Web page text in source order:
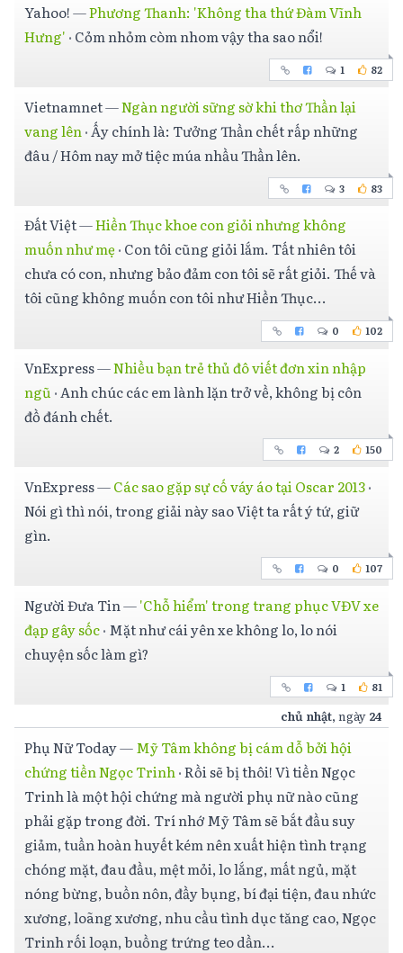
Yahoo!—Phương Thanh: 'Không tha thứ Đàm Vĩnh
Hưng' · Cỏm nhỏm còm nhom vậy tha sao nổi!
1 82
Vietnamnet—Ngàn người sững sờ khi thơ Thần lại
vang lên·Ấy chính là: Tưởng Thần chết rấp những
đâu / Hôm nay mở tiệc múa nhầu Thần lên.
3 83
Đất Việt—Hiền Thục khoe con giỏi nhưng không
muốn như mẹ · Con tôi cũng giỏi lắm. Tất nhiên tôi
chưa có con, nhưng bảo đảm con tôi sẽ rất giỏi. Thế và
tôi cũng không muốn con tôi như Hiền Thục...
0 102
VnExpress—Nhiều bạn trẻ thủ đô viết đơn xin nhập
ngũ ·Anh chúc các em lành lặn trở về, không bị côn
đồ đánh chết.
2 150
VnExpress—Các sao gặp sự cố váy áo tại Oscar 2013·
Nói gì thì nói, trong giải này sao Việt ta rất ý tứ, giữ
gìn.
0 107
Người Đưa Tin—'Chỗ hiểm' trong trang phục VĐV xe
đạp gây sốc· Mặt như cái yên xe không lo, lo nói
chuyện sốc làm gì?
1 81
chủ nhật, ngày 24
Phụ Nữ Today—Mỹ Tâm không bị cám dỗ bởi hội
chứng tiền Ngọc Trinh·Rồi sẽ bị thôi! Vì tiền Ngọc
Trinh là một hội chứng mà người phụ nữ nào cũng
phải gặp trong đời. Trí nhớ Mỹ Tâm sẽ bắt đầu suy
giảm, tuần hoàn huyết kém nên xuất hiện tình trạng
chóng mặt, đau đầu, mệt mỏi, lo lắng, mất ngủ, mặt
nóng bừng, buồn nôn, đầy bụng, bí đại tiện, đau nhức
xương, loãng xương, nhu cầu tình dục tăng cao, Ngọc
Trinh rối loạn, buồng trứng teo dần...